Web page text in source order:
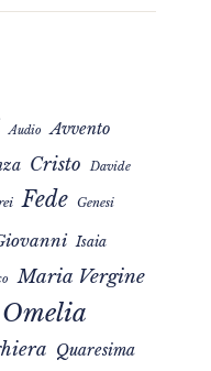
Audio Avvento
Cristo Davide
Fede Genesi
Isaia
Maria Vergine
Omelia
Quaresima